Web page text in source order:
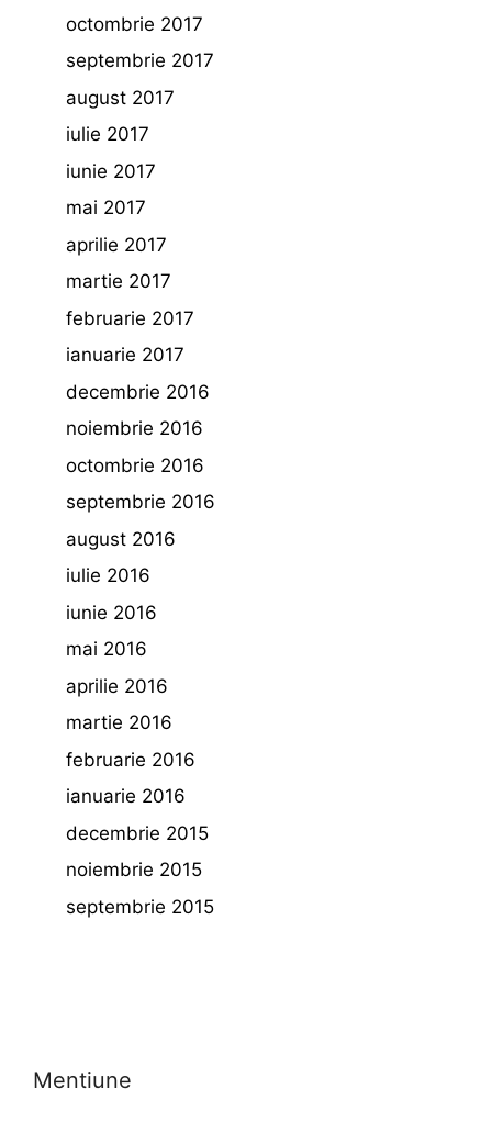
octombrie 2017
septembrie 2017
august 2017
iulie 2017
iunie 2017
mai 2017
aprilie 2017
martie 2017
februarie 2017
ianuarie 2017
decembrie 2016
noiembrie 2016
octombrie 2016
septembrie 2016
august 2016
iulie 2016
iunie 2016
mai 2016
aprilie 2016
martie 2016
februarie 2016
ianuarie 2016
decembrie 2015
noiembrie 2015
septembrie 2015
Mentiune